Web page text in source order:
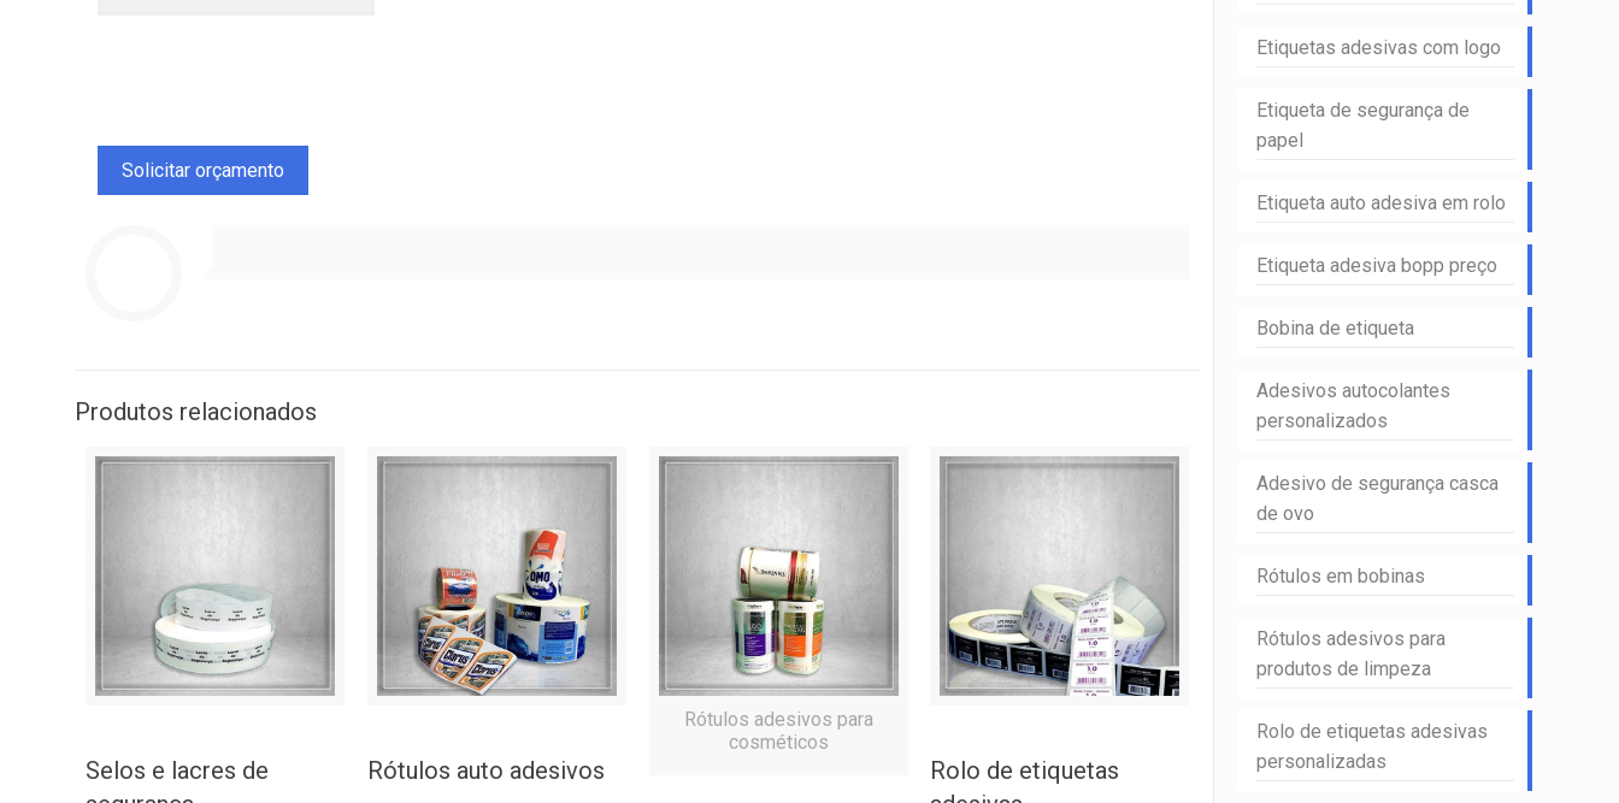
Produtos relacionados
Selos e lacres de
Rótulos auto adesivos
Rótulos adesivos para
cosméticos
Rolo de etiquetas
Etiquetas adesivas com logo
Etiqueta de segurança de
papel
Etiqueta auto adesiva em rolo
Etiqueta adesiva bopp preço
Bobina de etiqueta
Adesivos autocolantes
personalizados
Adesivo de segurança casca
de ovo
Rótulos em bobinas
Rótulos adesivos para
produtos de limpeza
Rolo de etiquetas adesivas
personalizadas